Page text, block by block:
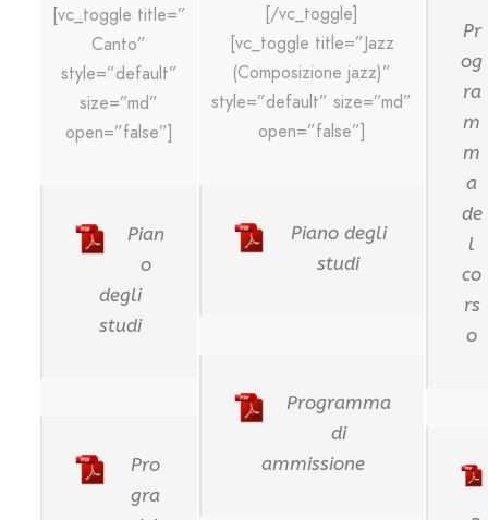
[vc_toggle title=”
Canto”
style=”default”
size=”md”
open=”false”]
Pian
o
degli
studi
Pro
gra
[/vc_toggle]
[vc_toggle title=”Jazz
(Composizione jazz)”
style=”default” size=”md”
open=”false”]
Piano degli
studi
Programma
di
ammissione
Pr
og
ra
m
m
a
de
l
co
rs
o